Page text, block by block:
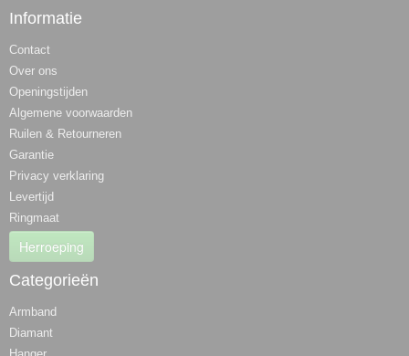
Informatie
Contact
Over ons
Openingstijden
Algemene voorwaarden
Ruilen & Retourneren
Garantie
Privacy verklaring
Levertijd
Ringmaat
Herroeping
Categorieën
Armband
Diamant